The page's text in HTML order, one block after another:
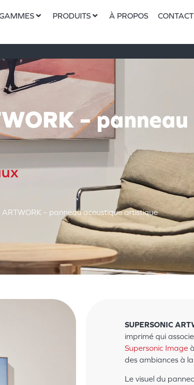
PRODUITS À PROPOS CONTACT
–
ARTWORK – panneau acoustique artistique
SUPERSONIC
imprimé qui
Supersonic Image
des ambiances à
Le visuel du